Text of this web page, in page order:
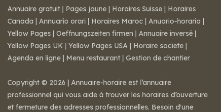
Annuaire gratuit | Pages jaune | Horaires Suisse | Horaires
Canada | Annuario orari | Horaires Maroc | Anuario-horario |
Yellow Pages | Oeffnungszeiten firmen | Annuaire inversé |
Yellow Pages UK | Yellow Pages USA | Horaire societe |
Agenda en ligne | Menu restaurant | Gestion de chantier
Copyright © 2026 | Annuaire-horaire est l’annuaire
professionnel qui vous aide à trouver les horaires d’ouverture
et fermeture des adresses professionnelles. Besoin d'une